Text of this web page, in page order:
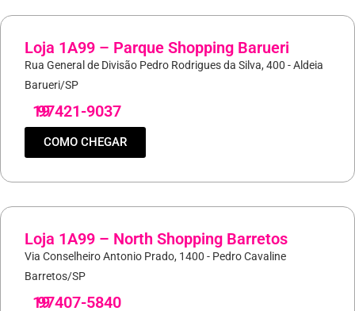
Loja 1A99 – Parque Shopping Barueri
Rua General de Divisão Pedro Rodrigues da Silva, 400 - Aldeia
Barueri/SP
19
97421-9037
COMO CHEGAR
Loja 1A99 – North Shopping Barretos
Via Conselheiro Antonio Prado, 1400 - Pedro Cavaline
Barretos/SP
19
97407-5840